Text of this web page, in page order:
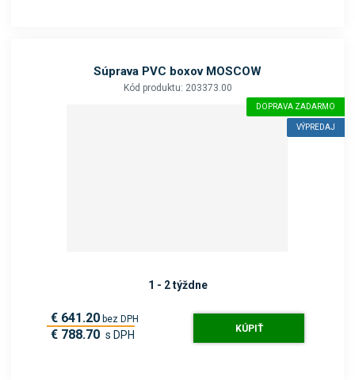
Súprava PVC boxov MOSCOW
Kód produktu: 203373.00
DOPRAVA ZADARMO
VÝPREDAJ
1 - 2 týždne
€ 641.20 bez DPH
€ 788.70 s DPH KÚPIŤ